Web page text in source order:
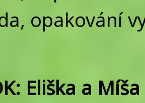
opakování
Eliška a